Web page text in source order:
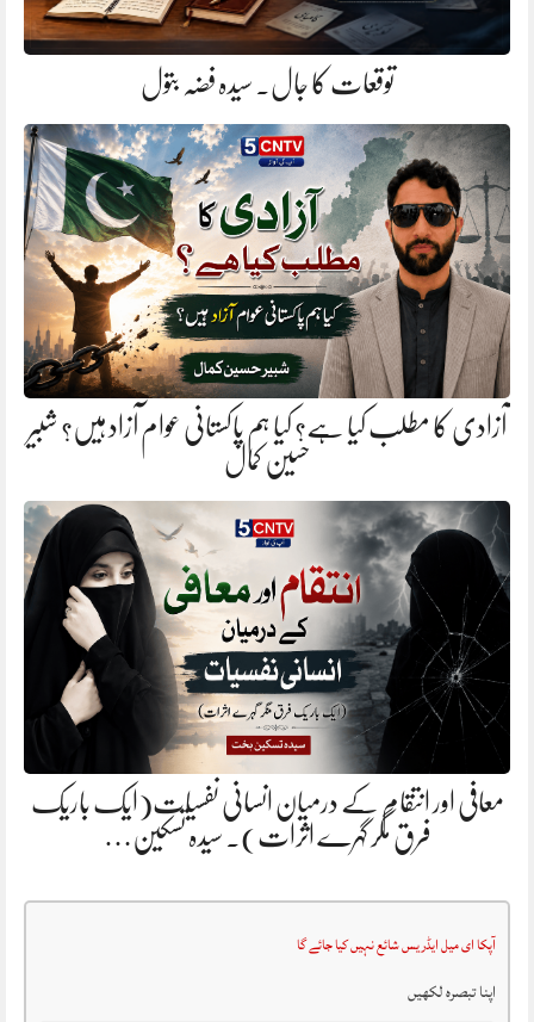
توقعات کا جال. سیدہ فضہ بتول
آزادی کا مطلب کیا ہے؟ کیا ہم پاکستانی عوام آزاد ہیں؟ شبیر
حسین کمال
معافی اور انتقام کے درمیان انسانی نفسیات(ایک باریک
فرق مگر گہرے اثرات). سیدہ تسکین…
آپکا ای میل ایڈریس شائع نہیں کیا جائے گا
اپنا تبصرہ لکھیں